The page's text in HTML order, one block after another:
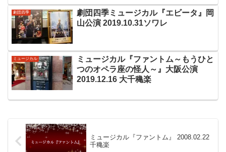
劇団四季
劇団四季ミュージカル『エビータ』岡
山公演 2019.10.31ソワレ
ミュージカル
ミュージカル『ファントム～もうひと
つのオペラ座の怪人～』大阪公演
2019.12.16 大千穐楽
ミュージカル『ファントム』 2008.02.22
千穐楽